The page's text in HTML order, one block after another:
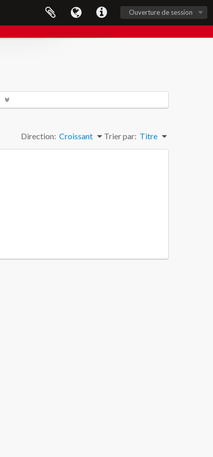
Ouverture de session
Trier par: Titre
Direction: Croissant